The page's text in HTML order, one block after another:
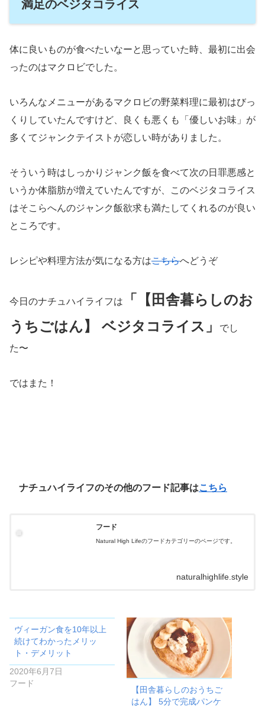
満足のベジタコライス
体に良いものが食べたいなーと思っていた時、最初に出会
ったのはマクロビでした。
いろんなメニューがあるマクロビの野菜料理に最初はびっ
くりしていたんですけど、良くも悪くも「優しいお味」が
多くてジャンクテイストが恋しい時がありました。
そういう時はしっかりジャンク飯を食べて次の日罪悪感と
いうか体脂肪が増えていたんですが、このベジタコライス
はそこらへんのジャンク飯欲求も満たしてくれるのが良い
ところです。
レシピや料理方法が気になる方はこちらへどうぞ
今日のナチュハイライフは
「【田舎暮らしのお
うちごはん】 ベジタコライス」
でし
た〜
ではまた！
ナチュハイライフのその他のフード記事はこちら
フード
Natural High Lifeのフードカテゴリーのページです。
naturalhighlife.style
ヴィーガン食を10年以上
続けてわかったメリッ
ト・デメリット
2020年6月7日
フード
【田舎暮らしのおうちご
はん】 5分で完成パンケ